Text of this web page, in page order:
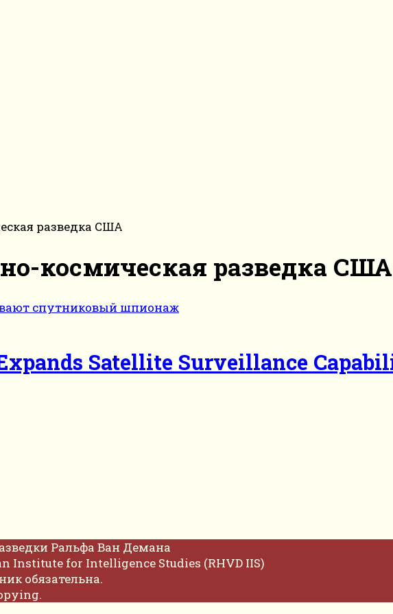
разведка США
космическая разведка США
Expands Satellite Surveillance
Ральфа Ван Демана
Institute for Intelligence Studies (RHVD IIS)
обязательна.